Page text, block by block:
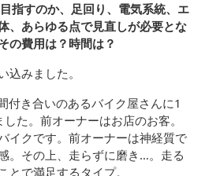
指すのか、足回り、電気系統、エ
、あらゆる点で見直しが必要とな
の費用は？時間は？
込みました。
付き合いのあるバイク屋さんに1
た。前オーナーはお店のお客。
イクです。前オーナーは神経質で
。その上、走らずに磨き…。走る
とで満足するタイプ。